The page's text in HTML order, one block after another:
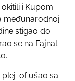
i Kupom
međunarodnoj
stigao do
se na Fajnal
plej-of ušao sa